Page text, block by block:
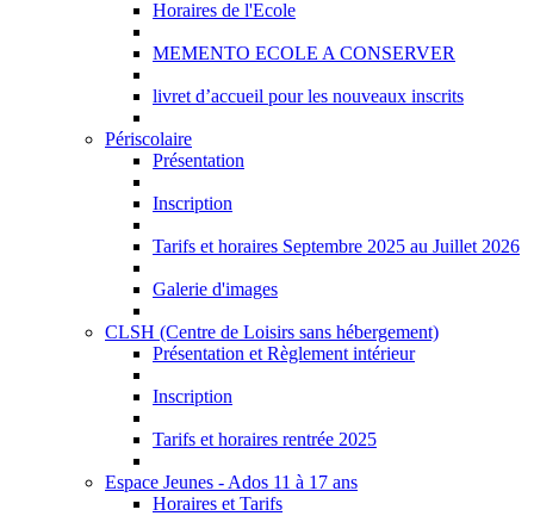
Horaires de l'Ecole
MEMENTO ECOLE A CONSERVER
livret d’accueil pour les nouveaux inscrits
Périscolaire
Présentation
Inscription
Tarifs et horaires Septembre 2025 au Juillet 2026
Galerie d'images
CLSH (Centre de Loisirs sans hébergement)
Présentation et Règlement intérieur
Inscription
Tarifs et horaires rentrée 2025
Espace Jeunes - Ados 11 à 17 ans
Horaires et Tarifs